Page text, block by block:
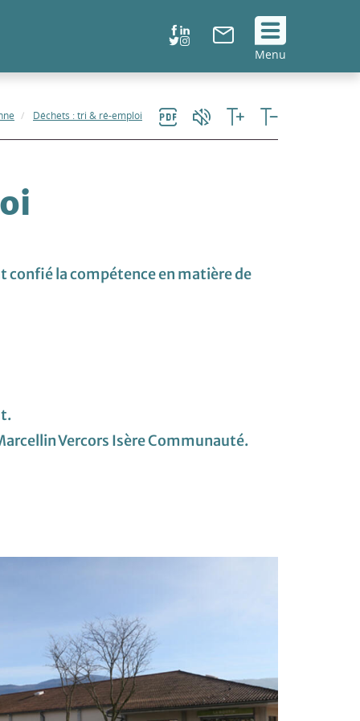
Suivez
!
Menu
Déchets : tri & ré-emploi
confié la compétence en matière de
Vercors Isère Communauté.